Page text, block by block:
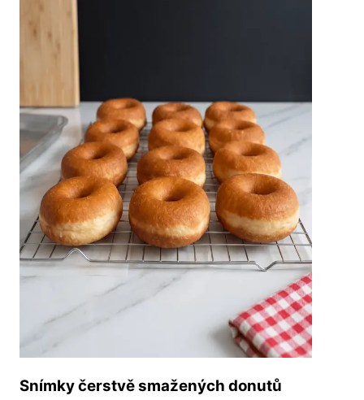
Snímky čerstvě smažených donutů